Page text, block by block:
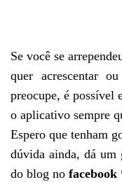
Se você se
quer acrescentar
preocupe, é possível
o aplicativo sempre
Espero que tenham
dúvida ainda, dá um
do blog nofacebook